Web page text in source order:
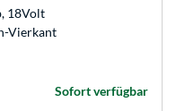
18Volt
Vierkant
Sofort verfügbar